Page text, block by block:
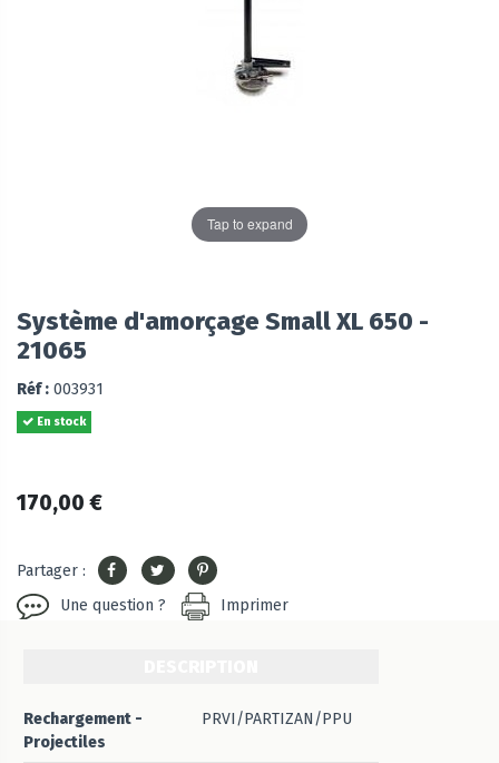
Tap to expand
Système d'amorçage Small XL 650 -
21065
Réf : 003931
En stock
170,00 €
Partager :
Une question ?
Imprimer
Rechargement -
Projectiles
PRVI/PARTIZAN/PPU